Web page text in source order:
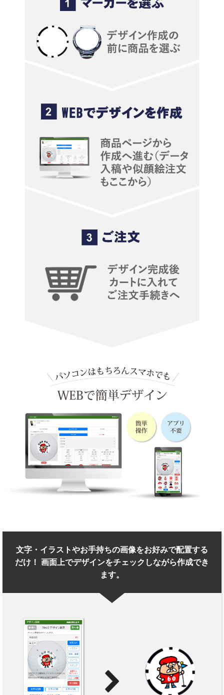
文字・イラストやお手持ちの画像をお好みで配置する
だけ！ 画面上でデザインをチェックしながら作成でき
ます。